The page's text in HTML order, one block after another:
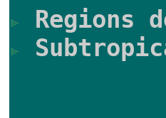
Regions